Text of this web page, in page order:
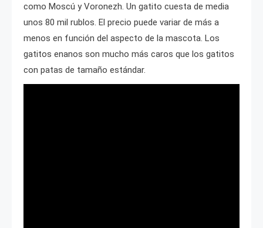
como Moscú y Voronezh. Un gatito cuesta de media
unos 80 mil rublos. El precio puede variar de más a
menos en función del aspecto de la mascota. Los
gatitos enanos son mucho más caros que los gatitos
con patas de tamaño estándar.